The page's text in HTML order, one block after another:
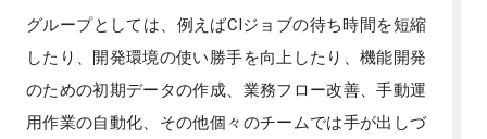
グループとしては、例えばCIジョブの待ち時間を短縮
したり、開発環境の使い勝手を向上したり、機能開発
のための初期データの作成、業務フロー改善、手動運
用作業の自動化、その他個々のチームでは手が出しづ